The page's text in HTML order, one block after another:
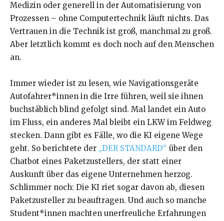
Medizin oder generell in der Automatisierung von
Prozessen – ohne Computertechnik läuft nichts. Das
Vertrauen in die Technik ist groß, manchmal zu groß.
Aber letztlich kommt es doch noch auf den Menschen
an.
Immer wieder ist zu lesen, wie Navigationsgeräte
Autofahrer*innen in die Irre führen, weil sie ihnen
buchstäblich blind gefolgt sind. Mal landet ein Auto
im Fluss, ein anderes Mal bleibt ein LKW im Feldweg
stecken. Dann gibt es Fälle, wo die KI eigene Wege
geht. So berichtete der „DER STANDARD“ über den
Chatbot eines Paketzustellers, der statt einer
Auskunft über das eigene Unternehmen herzog.
Schlimmer noch: Die KI riet sogar davon ab, diesen
Paketzusteller zu beauftragen. Und auch so manche
Student*innen machten unerfreuliche Erfahrungen